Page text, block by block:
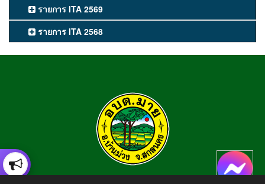
รายการ ITA 2569
รายการ ITA 2568